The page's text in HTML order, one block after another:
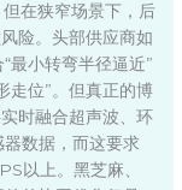
在狭窄场景下，后
险。头部供应商如
最小转弯半径逼近”
走位”。但真正的博
时融合超声波、环
数据，而这要求
以上。黑芝麻、